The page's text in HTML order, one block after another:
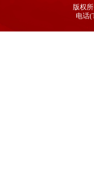
版权
电话